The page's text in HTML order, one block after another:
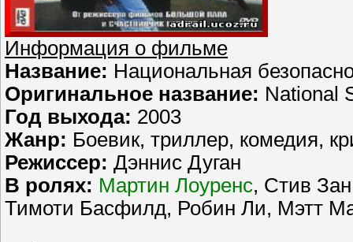
Информация о фильме
Название: Национальная
Оригинальное название: National
Год выхода: 2003
Жанр: Боевик, триллер, комедия,
Режисcер: Дэннис Дуган
В ролях: Мартин Лоуренс, Стив
Тимоти Басфилд, Робин Ли, Мэтт